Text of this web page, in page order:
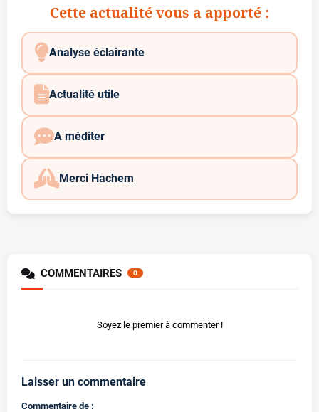
Cette actualité vous a apporté :
Analyse éclairante
Actualité utile
A méditer
Merci Hachem
COMMENTAIRES 0
Soyez le premier à commenter !
Laisser un commentaire
Commentaire de :